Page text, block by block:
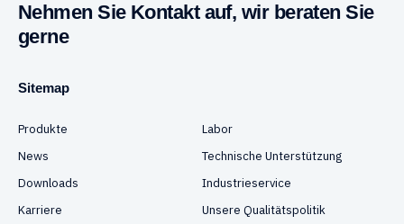
Nehmen Sie Kontakt auf, wir beraten Sie
gerne
Sitemap
Produkte
Labor
News
Technische Unterstützung
Downloads
Industrieservice
Karriere
Unsere Qualitätspolitik